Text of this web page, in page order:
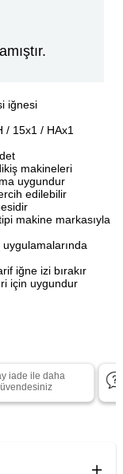
iğnesi
/ 15x1 / HAx1
makineleri
uygundur
edilebilir
makine markasıyla
iğne izi bırakır
için uygundur
iade ile daha